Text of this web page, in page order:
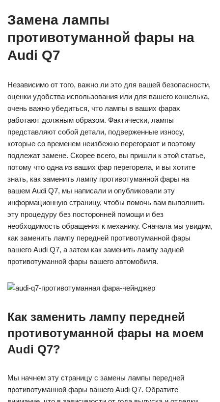
Замена лампы
противотуманной фары на
Audi Q7
Независимо от того, важно ли это для вашей безопасности,
оценки удобства использования или для вашего кошелька,
очень важно убедиться, что лампы в ваших фарах
работают должным образом. Фактически, лампы
представляют собой детали, подверженные износу,
которые со временем неизбежно перегорают и поэтому
подлежат замене. Скорее всего, вы пришли к этой статье,
потому что одна из ваших фар перегорела, и вы хотите
знать, как заменить лампу противотуманной фары на
вашем Audi Q7, мы написали и опубликовали эту
информационную страницу, чтобы помочь вам выполнить
эту процедуру без посторонней помощи и без
необходимость обращения к механику. Сначала мы увидим,
как заменить лампу передней противотуманной фары
вашего Audi Q7, а затем как заменить лампу задней
противотуманной фары вашего автомобиля.
Как заменить лампу передней
противотуманной фары на моем
Audi Q7?
Мы начнем эту страницу с замены лампы передней
противотуманной фары вашего Audi Q7. Обратите